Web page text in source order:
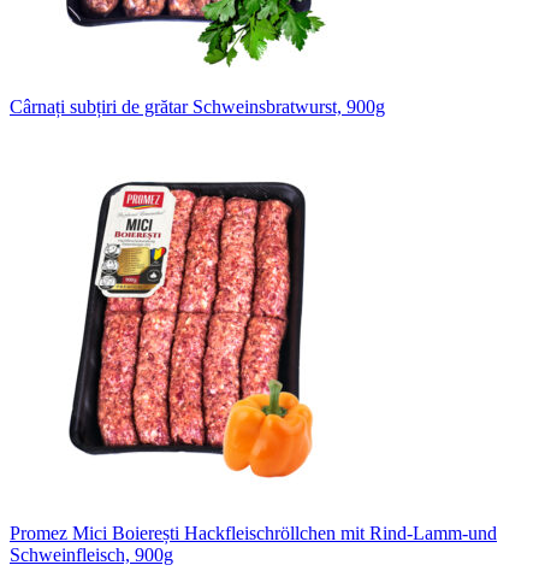
Cârnați subțiri de grătar Schweinsbratwurst, 900g
Promez Mici Boierești Hackfleischröllchen mit Rind-Lamm-und
Schweinfleisch, 900g